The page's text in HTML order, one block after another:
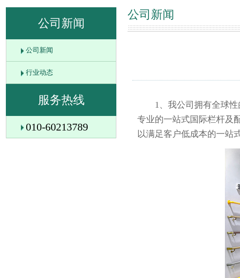
公司新闻
公司新闻
行业动态
服务热线
010-60213789
公司新闻
1、我公司拥有全球性
专业的一站式国际栏杆及
以满足客户低成本的一站